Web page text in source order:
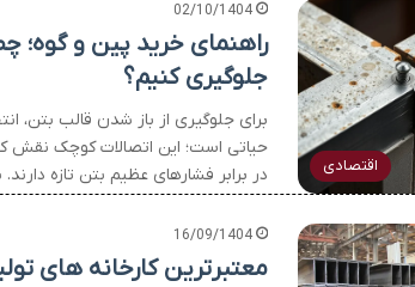
اقتصادی
02/10/1404
راهنمای خرید پین و گوه؛
جلوگیری کنیم؟
برای جلوگیری از باز شدن قالب بتن،
حیاتی است؛ این اتصالات کوچک نقش
در برابر فشارهای عظیم بتن تازه
16/09/1404
معتبرترین کارخانه های